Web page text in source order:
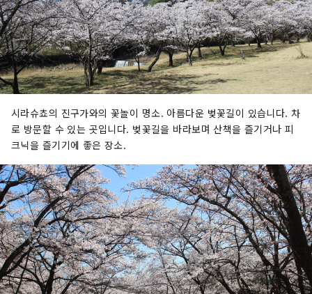
시라슈쵸의 진구가와의 꽃놀이 명소. 아름다운 벚꽃길이 있습니다. 차
로 방문할 수 있는 곳입니다. 벚꽃길을 바라보며 산책을 즐기거나 피
크닉을 즐기기에 좋은 장소.